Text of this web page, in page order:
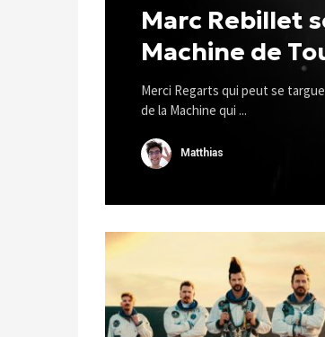
Marc Rebillet
Machine de
Merci Regarts qui peut se
de la Machine qui ...
Matthias